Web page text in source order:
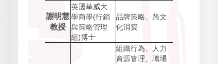
謝明慧
教授
英國華威大
學商學(行銷
與策略管理
組)博士
品牌策略、跨文
化消費
組織行為、人力
資源管理、職場